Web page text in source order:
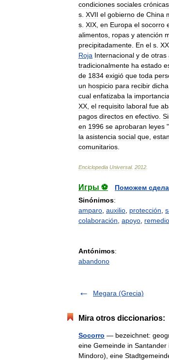
condiciones sociales crónicas
s XVII el gobierno de China
s XIX en Europa el socorro
alimentos ropas y atención
precipitadamente En el s XX
Roja Internacional y de otras
tradicionalmente ha estado
de 1834 exigió que toda
un hospicio para recibir dicha
cual enfatizaba la importancia
XX el requisito laboral fue
pagos directos en efectivo
en 1996 se aprobaran leyes "
la asistencia social que
comunitarios
Enciclopedia Universal. 2012
Игры ⚽
Поможем
Sinónimos:
amparo auxilio protección
colaboración apoyo remedio
Antónimos:
abandono
Megara (Grecia)
Mira otros diccionarios:
Socorro — bezeichnet:
eine Gemeinde in
Mindoro), eine